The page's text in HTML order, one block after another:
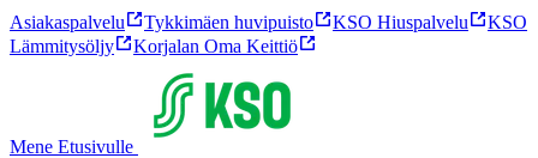
Asiakaspalvelu Tykkimäen huvipuisto KSO Hiuspalvelu
KSO
Lämmitysöljy
Korjalan Oma Keittiö
Mene Etusivulle